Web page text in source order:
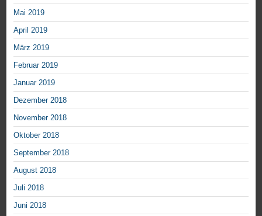
Mai 2019
April 2019
März 2019
Februar 2019
Januar 2019
Dezember 2018
November 2018
Oktober 2018
September 2018
August 2018
Juli 2018
Juni 2018